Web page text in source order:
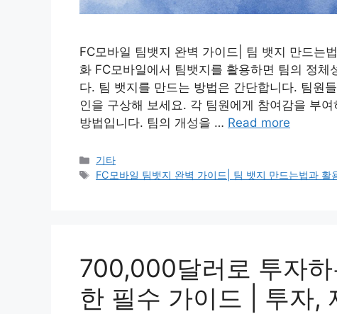
FC모바일 팀뱃지 완벽 가이드| 팀 뱃지 만드는
화 FC모바일에서 팀뱃지를 활용하면 팀의 정
다. 팀 뱃지를 만드는 방법은 간단합니다. 팀원
인을 구상해 보세요. 각 팀원에게 참여감을 부
방법입니다. 팀의 개성을 … Read more
Categories
기타
Tags
FC모바일 팀뱃지 완벽 가이드| 팀 뱃지 만드는법과
700,000달러로 투자
한 필수 가이드 | 투자,